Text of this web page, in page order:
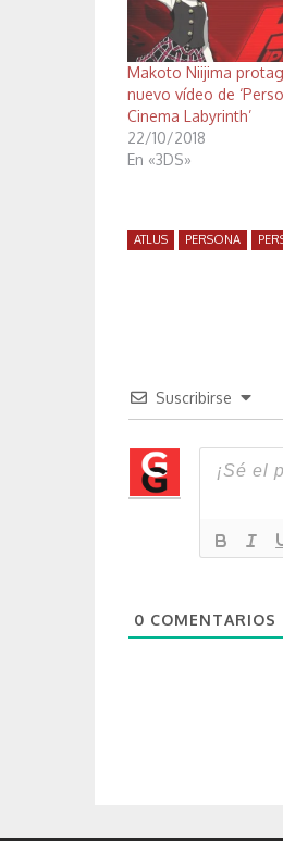
Makoto Niijima
nuevo vídeo de
Cinema Labyrinth’
22/10/2018
En «3DS»
ATLUS PERSONA
Suscribirse
0 COMENTARIOS